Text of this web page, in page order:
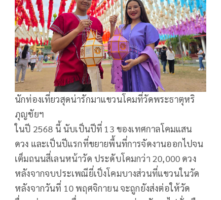
นักท่องเที่ยวสุดน่ารักมาแขวนโคมที่วัดพระธาตุหริ
ภุญชัยฯ
ในปี 2568 นี้ นับเป็นปีที่ 13 ของเทศกาลโคมแสน
ดวง และเป็นปีแรกที่ขยายพื้นที่การจัดงานออกไปจน
เต็มถนนสี่เลนหน้าวัด ประดับโคมกว่า 20,000 ดวง
หลังจากจบประเพณียี่เป็งโคมบางส่วนที่แขวนในวัด
หลังจากวันที่ 10 พฤศจิกายน จะถูกยังส่งต่อให้วัด